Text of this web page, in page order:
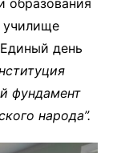
образования
училище
день
фундамент
народа”.